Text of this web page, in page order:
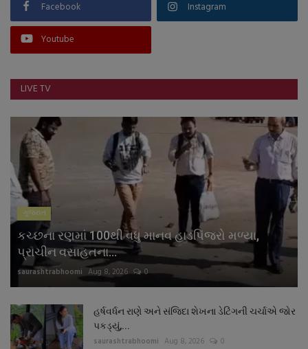
Facebook Instagram
Youtube
LIVE TV
ગુજરાત
કચ્છના રણમાં 100થી વધુ માનવ હાડપિંજરો મળ્યા,
પ્રાચીન વસાહતના...
saurashtrabhoomi Aug 8, 2026 0
હર્ષવર્ધન રાણે અને સંજિદા શેખના ડેટિંગની ચર્ચાએ જોર
પકડ્યું,...
saurashtrabhoomi Aug 8, 2026 0